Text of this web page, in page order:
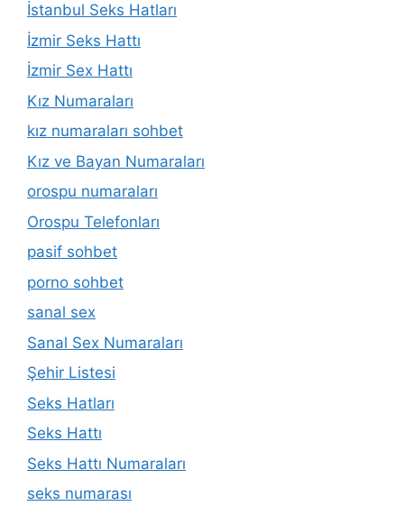
İstanbul Seks Hatları
İzmir Seks Hattı
İzmir Sex Hattı
Kız Numaraları
kız numaraları sohbet
Kız ve Bayan Numaraları
orospu numaraları
Orospu Telefonları
pasif sohbet
porno sohbet
sanal sex
Sanal Sex Numaraları
Şehir Listesi
Seks Hatları
Seks Hattı
Seks Hattı Numaraları
seks numarası